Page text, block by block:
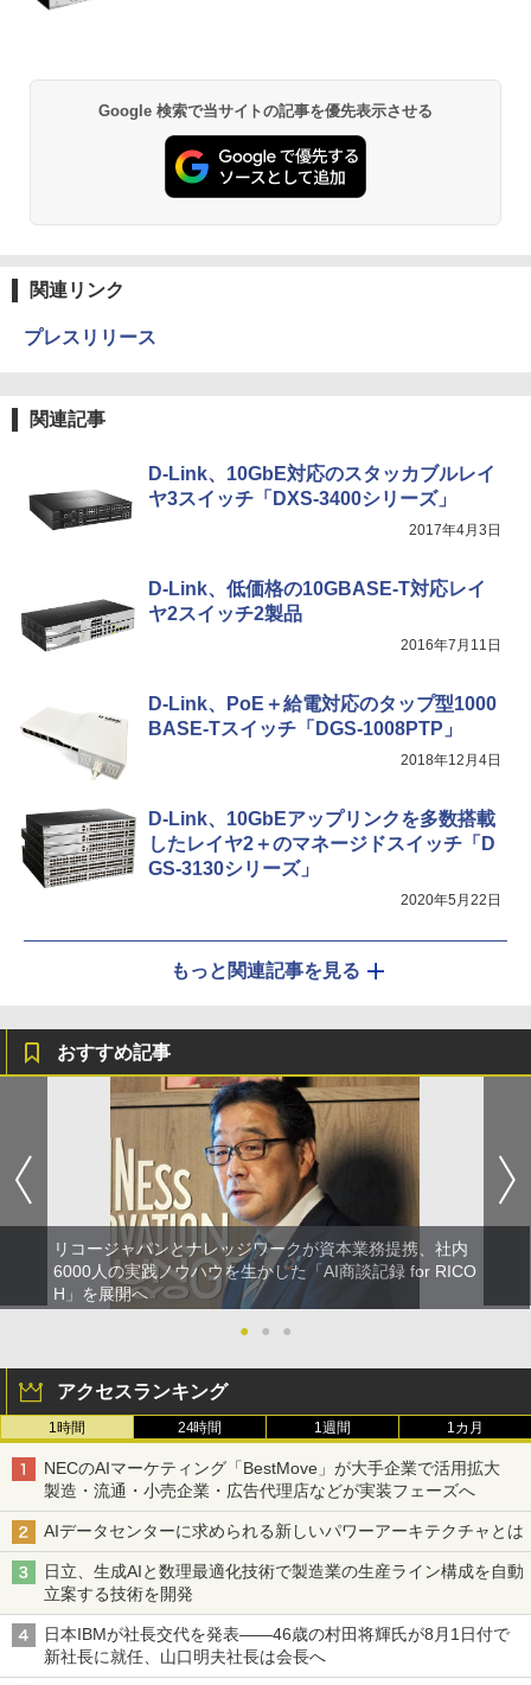
Google 検索で当サイトの記事を優先表示させる
関連リンク
プレスリリース
関連記事
D-Link、10GbE対応のスタッカブルレイ
ヤ3スイッチ「DXS-3400シリーズ」
2017年4月3日
D-Link、低価格の10GBASE-T対応レイ
ヤ2スイッチ2製品
2016年7月11日
D-Link、PoE＋給電対応のタップ型1000
BASE-Tスイッチ「DGS-1008PTP」
2018年12月4日
D-Link、10GbEアップリンクを多数搭載
したレイヤ2＋のマネージドスイッチ「D
GS-3130シリーズ」
2020年5月22日
もっと関連記事を見る
おすすめ記事
リコージャパンとナレッジワークが資本業務提携、社内
6000人の実践ノウハウを生かした「AI商談記録 for RICO
H」を展開へ
●
● ●
アクセスランキング
1時間 24時間 1週間 1カ月
NECのAIマーケティング「BestMove」が大手企業で活用拡大
製造・流通・小売企業・広告代理店などが実装フェーズへ
AIデータセンターに求められる新しいパワーアーキテクチャとは
日立、生成AIと数理最適化技術で製造業の生産ライン構成を自動
立案する技術を開発
日本IBMが社長交代を発表――46歳の村田将輝氏が8月1日付で
新社長に就任、山口明夫社長は会長へ